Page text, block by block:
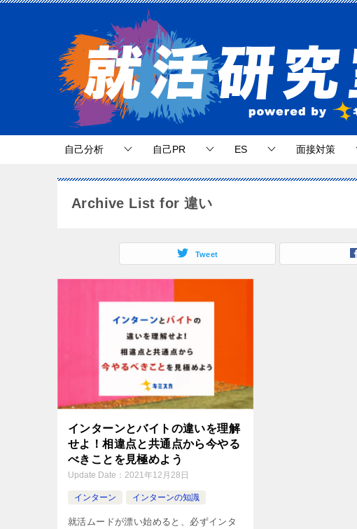
自己分析 自己PR ES 面接対策
Archive List for 違い
Tweet
インターンとバイトの違いを理解
せよ！相違点と共通点から今やる
べきことを見極めよう
Update Date： 2021年12月28日
インターン インターンの知識
就活ムードが漂い始めると、必ずインタ